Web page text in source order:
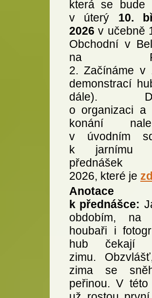
která se bude
v úterý 10.
2026 v učebně
Obchodní v
na
2. Začínáme v
demonstrací
dále).
o organizaci a
konání
v úvodním
k jarnímu
přednášek
2026, které je
Anotace
k přednášce:
obdobím, na
houbaři i
hub čekají
zimu.
zima se
peřinou. V této